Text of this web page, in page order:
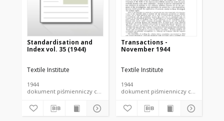
Standardisation and
Index vol. 35 (1944)
Textile Institute
1944
dokument piśmienniczy czasopismo
Transactions -
November 1944
Textile Institute
1944
dokument piśmienniczy czasopismo